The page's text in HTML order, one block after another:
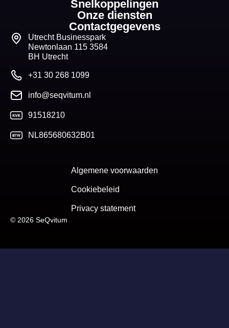
Snelkoppelingen
Onze diensten
Contactgegevens
Utrecht Businesspark
Newtonlaan 115 3584
BH Utrecht
+31 30 268 1099
info@seqvitum.nl
91518210
NL865680632B01
© 2026 SeQvitum
Algemene voorwaarden
Cookiebeleid
Privacy statement